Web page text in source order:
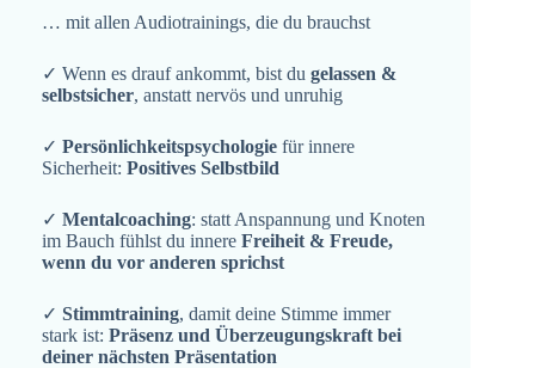
… mit allen Audiotrainings, die du brauchst
✓ Wenn es drauf ankommt, bist du gelassen &
selbstsicher, anstatt nervös und unruhig
✓ Persönlichkeitspsychologie für innere
Sicherheit: Positives Selbstbild
✓ Mentalcoaching: statt Anspannung und Knoten
im Bauch fühlst du innere Freiheit & Freude,
wenn du vor anderen sprichst
✓ Stimmtraining, damit deine Stimme immer
stark ist: Präsenz und Überzeugungskraft bei
deiner nächsten Präsentation